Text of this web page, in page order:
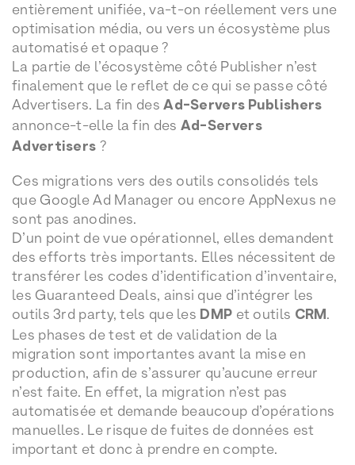
entièrement unifiée, va-t-on réellement vers une
optimisation média, ou vers un écosystème plus
automatisé et opaque ?
La partie de l’écosystème côté Publisher n’est
finalement que le reflet de ce qui se passe côté
Advertisers. La fin desAd-Servers Publishers
annonce-t-elle la fin des Ad-Servers
Advertisers ?
Ces migrations vers des outils consolidés tels
que Google Ad Manager ou encore AppNexus ne
sont pas anodines.
D’un point de vue opérationnel, elles demandent
des efforts très importants. Elles nécessitent de
transférer les codes d’identification d’inventaire,
les Guaranteed Deals, ainsi que d’intégrer les
outils 3rd party, tels que les DMP et outils CRM.
Les phases de test et de validation de la
migration sont importantes avant la mise en
production, afin de s’assurer qu’aucune erreur
n’est faite. En effet, la migration n’est pas
automatisée et demande beaucoup d’opérations
manuelles. Le risque de fuites de données est
important et donc à prendre en compte.